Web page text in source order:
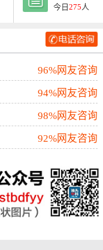
今日275 人
96%网友咨询
94%网友咨询
98%网友咨询
92%网友咨询